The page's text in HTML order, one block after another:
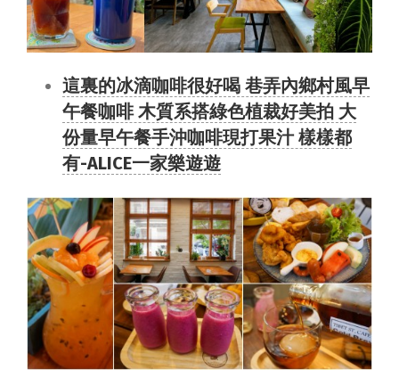
這裏的冰滴咖啡很好喝 巷弄內鄉村風早
午餐咖啡 木質系搭綠色植裁好美拍 大
份量早午餐手沖咖啡現打果汁 樣樣都
有-ALICE一家樂遊遊